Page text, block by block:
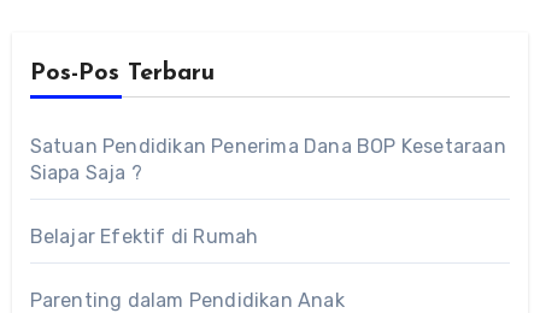
Pos-Pos Terbaru
Satuan Pendidikan Penerima Dana BOP Kesetaraan
Siapa Saja ?
Belajar Efektif di Rumah
Parenting dalam Pendidikan Anak